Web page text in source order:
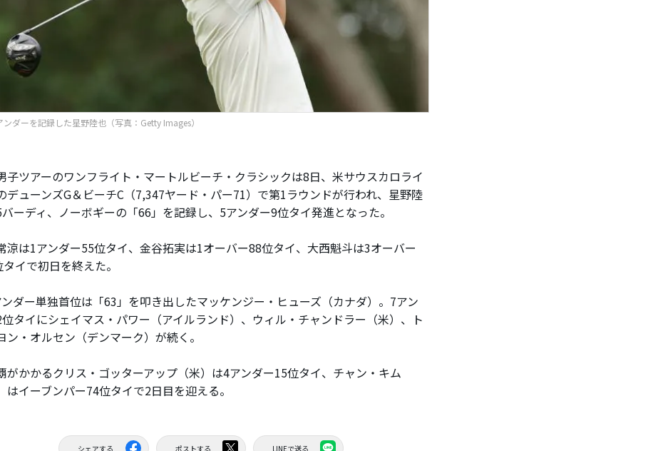
ンダーを記録した星野陸也（写真：Getty Images）
子ツアーのワンフライト・マートルビーチ・クラシックは8日、米サウスカロライ
デューンズG＆ビーチC（7,347ヤード・パー71）で第1ラウンドが行われ、星野陸
ーディ、ノーボギーの「66」を記録し、5アンダー9位タイ発進となった。
涼は1アンダー55位タイ、金谷拓実は1オーバー88位タイ、大西魁斗は3オーバー
イで初日を終えた。
ダー単独首位は「63」を叩き出したマッケンジー・ヒューズ（カナダ）。7アン
タイにシェイマス・パワー（アイルランド）、ウィル・チャンドラー（米）、ト
ン・オルセン（デンマーク）が続く。
がかかるクリス・ゴッターアップ（米）は4アンダー15位タイ、チャン・キム
はイーブンパー74位タイで2日目を迎える。
シェアする ポストする LINEで送る